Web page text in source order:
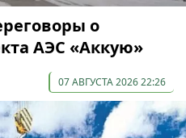
о
АЭС «Аккую»
07 АВГУСТА 2026 22:26